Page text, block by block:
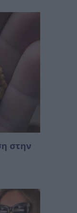
στην